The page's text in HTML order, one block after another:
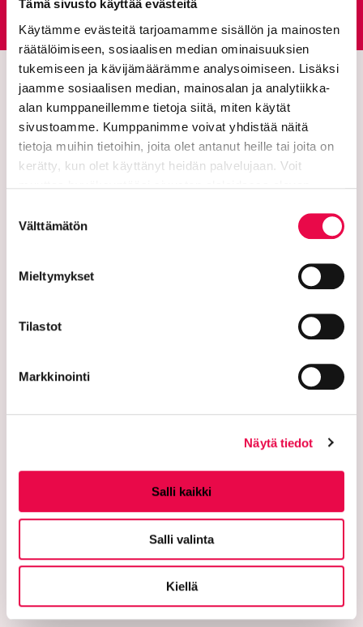
Tämä sivusto käyttää evästeitä
Käytämme evästeitä tarjoamamme sisällön ja mainosten
räätälöimiseen, sosiaalisen median ominaisuuksien
tukemiseen ja kävijämäärämme analysoimiseen. Lisäksi
jaamme sosiaalisen median, mainosalan ja analytiikka-
alan kumppaneillemme tietoja siitä, miten käytät
sivustoamme. Kumppanimme voivat yhdistää näitä
tietoja muihin tietoihin, joita olet antanut heille tai joita on
kerätty, kun olet käyttänyt heidän palvelujaan. Voit
valinta
Välttämätön
Mieltymykset
Tilastot
Markkinointi
Näytä tiedot
Salli kaikki
Salli valinta
Kiellä
11101 Riihimäki
etunimi.sukunimi@riihimaki.fi
Ethän lähetä henkilötietoja tai arkaluonteisia
asiakastietoja suojaamattomassa sähköpostissa.
Kaupungin verkkosivuilta löytyy ohjeet
turvasähköpostin lähettämiseen.
Lähetä laskut verkkolaskuina
verkkolaskuosoitteeseen. Kaupunki ja Riihimäen Vesi
eivät vastaanota laskuja sähköpostin liitteenä.